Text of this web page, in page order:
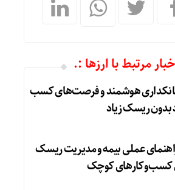
مرتبط با ارزها :.
هوشمند و فرصت‌های کسب
ریسک زیاد
عملی بیمه و مدیریت ریسک
کسب‌وکارهای کوچک